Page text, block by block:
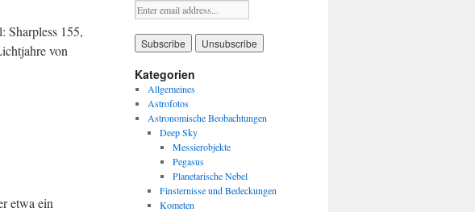
Sharpless 155,
von
etwa ein
Kategorien
Allgemeines
Astrofotos
Astronomische Beobachtungen
Deep Sky
Messierobjekte
Pegasus
Planetarische Nebel
Finsternisse und Bedeckungen
Kometen